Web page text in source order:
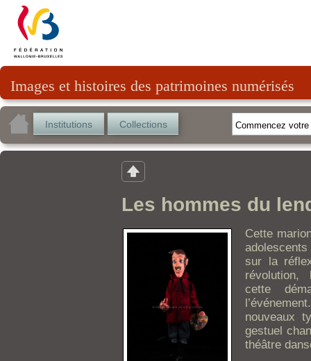
Images et histoires des patrimoines numérisés
Institutions Collections
Les hommes du
Cette
sur la
révolution,
cette
nouveaux
gestuel
théâtre